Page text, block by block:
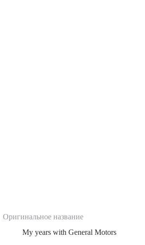
Оригинальное название
My years with General Motors